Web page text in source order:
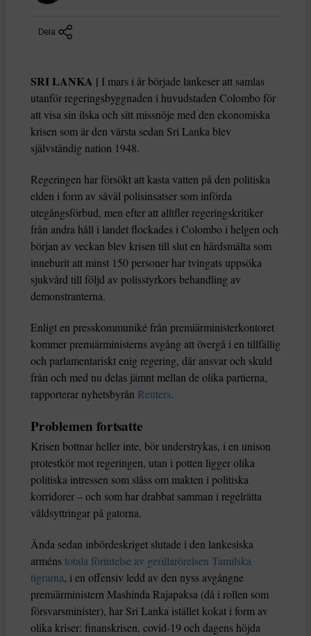
Dela
SRI LANKA | I mars i år började lankeser att samlas
utanför regeringsbyggnaden i huvudstaden Colombo för
att visa sin ilska och sitt missnöje med den ekonomiska
krisen som är den värsta sedan Sri Lanka blev
självständig nation 1948.
Regeringen har försökt att kasta vatten på den politiska
elden i form av såväl polisinsatser som införda
utegångsförbud, men efter att alltfler regeringskritiker
från andra håll i landet flockades i Colombo i helgen och
början av veckan blev krisen till slut en härdsmälta som
inneburit att minst 150 personer har tvingats uppsöka
sjukvård till följd av polisstyrkors behandling av
demonstranterna.
Enligt en presskommuniké från premiärministerkontoret
kommer premiärministerns avgång att övergå i en tillfällig
och parlamentariskt enig regering, där ansvar och skuld
från och med nu delas jämnt mellan de olika partierna,
rapporterar nyhetsbyrån Reuters.
Problemen fortsatte
Krisen bottnar heller inte, bör understrykas, i en unison
protestkör mot regeringen, utan i potten ligger olika
politiska intressen som slåss om makten i politiska
korridorer – och som har drabbat samman i regelrätta
våldsyttringar på gatorna.
Ända sedan inbördeskriget slutade i den lankesiska
arméns totala förintelse av gerillarörelsen Tamilska
tigrarna, i en offensiv ledd av den nyss avgångne
premiärministern Mashinda Rajapaksa (då i rollen som
försvarsminister), har Sri Lanka istället kokat i form av
olika kriser: finanskrisen, covid-19 och dagens höjda